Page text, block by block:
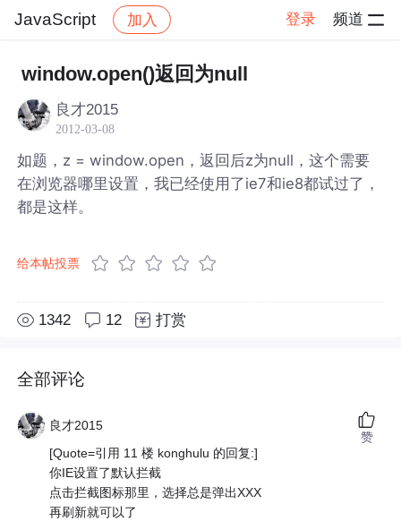
JavaScript 加入 登录 频道
社区 JavaScript 帖子详情
window.open()返回为null
良才2015
2012-03-08
如题，z = window.open，返回后z为null，这个需要
在浏览器哪里设置，我已经使用了ie7和ie8都试过了，
都是这样。
给本帖投票
1342 12 打赏
全部评论
良才2015
[Quote=引用 11 楼 konghulu 的回复:]
你IE设置了默认拦截
点击拦截图标那里，选择总是弹出XXX
再刷新就可以了
赞